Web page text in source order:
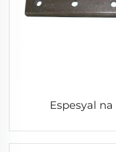
Espesyal